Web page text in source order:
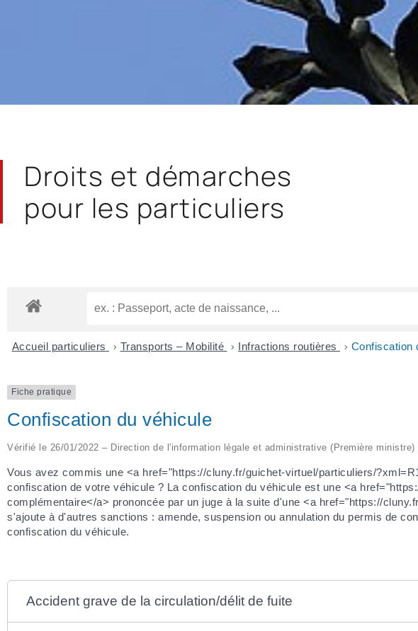
Droits et démarches
pour les particuliers
Accueil particuliers > Transports – Mobilité > Infractions routières > Confiscation
Fiche pratique
Confiscation du véhicule
Vérifié le 26/01/2022 – Direction de l'information légale et administrative (Première ministre)
Vous avez commis une <a href="https://cluny.fr/guichet-virtuel/particuliers/
confiscation de votre véhicule ? La confiscation du véhicule est une <a
complémentaire</a> prononcée par un juge à la suite d'une <a href="https://
s'ajoute à d'autres sanctions : amende, suspension ou annulation du permis de
confiscation du véhicule.
Accident grave de la circulation/délit de fuite